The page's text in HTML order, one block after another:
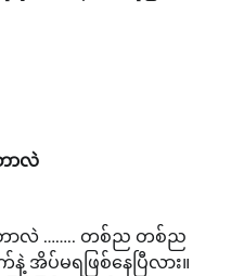
ာလဲ
တာလဲ …….. တစ်ည တစ်ည
အိပ်မရဖြစ်နေပြီလား။